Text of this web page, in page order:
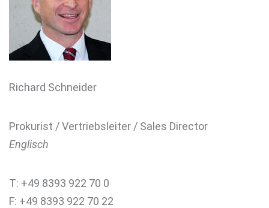
Richard Schneider
Prokurist / Vertriebsleiter / Sales Director
Englisch
T: +49 8393 922 70 0
F: +49 8393 922 70 22